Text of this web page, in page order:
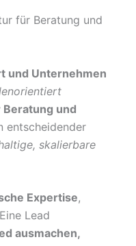
und Unternehmen
und
entscheidender
skalierbare
Expertise,
Lead
ausmachen,